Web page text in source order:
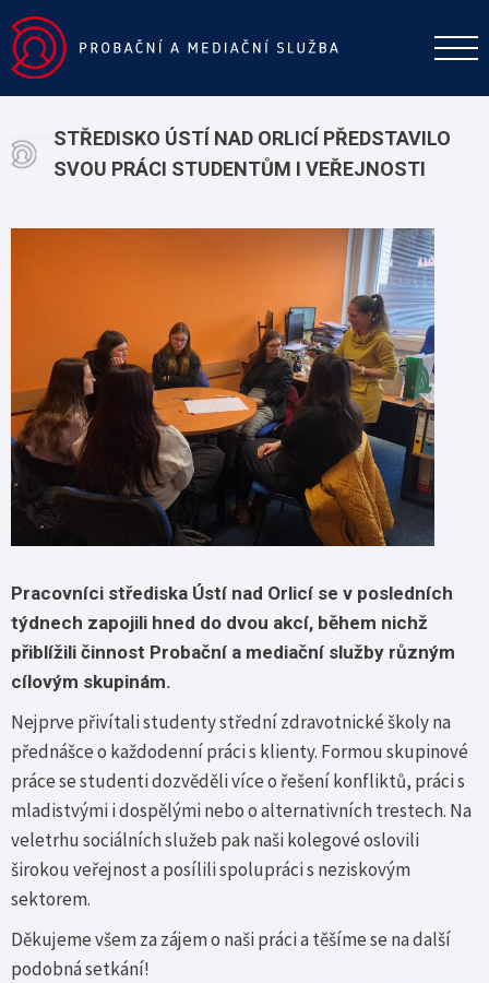
STŘEDISKO ÚSTÍ NAD ORLICÍ PŘEDSTAVILO
SVOU PRÁCI STUDENTŮM I VEŘEJNOSTI
Pracovníci střediska Ústí nad Orlicí se v posledních
týdnech zapojili hned do dvou akcí, během nichž
přiblížili činnost Probační a mediační služby různým
cílovým skupinám.
Nejprve přivítali studenty střední zdravotnické školy na
přednášce o každodenní práci s klienty. Formou skupinové
práce se studenti dozvěděli více o řešení konfliktů, práci s
mladistvými i dospělými nebo o alternativních trestech. Na
veletrhu sociálních služeb pak naši kolegové oslovili
širokou veřejnost a posílili spolupráci s neziskovým
sektorem.
Děkujeme všem za zájem o naši práci a těšíme se na další
podobná setkání!